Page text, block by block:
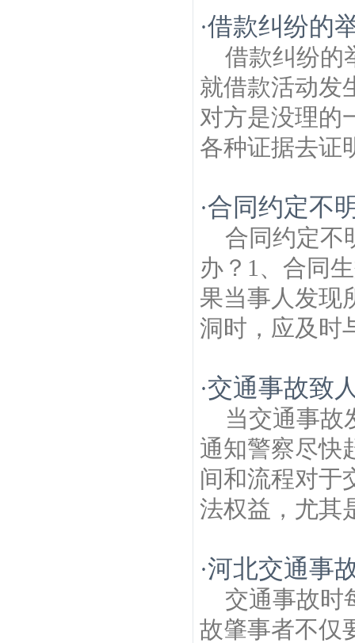
·借款纠纷的
借款纠纷的
就借款活动发
对方是没理的
各种证据去证
·合同约定不
合同约定不
办？1、合同
果当事人发现
洞时，应及时
·交通事故致
当交通事故
通知警察尽快
间和流程对于
法权益，尤其
·河北交通事
交通事故时
故肇事者不仅